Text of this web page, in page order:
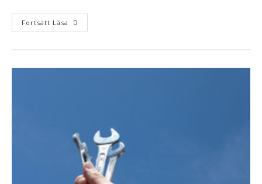
Fortsätt Läsa